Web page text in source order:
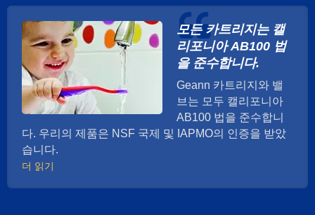
급 압력의 변화에도 일정한 출력 온도를 유지하기
위해 독점적인 기능으로 제작되었습니다. 크로스
플로우를 제거하기 위해 다이어프램 시스템이 설계
되었습니다. 물갈이로 인한 고장을 방지하여, 고형
물이 많은 물에 이상적으로 사용할 수 있습니다.
모든 카트리지는 캘
리포니아 AB100 법
을 준수합니다.
Geann 카트리지와 밸
브는 모두 캘리포니아
AB100 법을 준수합니
다. 우리의 제품은 NSF 국제 및 IAPMO의 인증을 받았
습니다.
더 읽기